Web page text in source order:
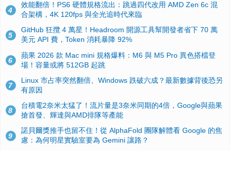
4
效能翻倍！PS6 硬體規格流出：跳過四代改用 AMD Zen 6c 混
合架構，4K 120fps 與全光追時代來臨
5
GitHub 狂攬 4 萬星！Headroom 開源工具幫開發者省下 70 萬
美元 API 費，Token 消耗暴降 92%
6
蘋果 2026 款 Mac mini 規格爆料：M6 與 M5 Pro 異色搭檔登
場！容量或將 512GB 起跳
7
Linux 市占率突然翻倍、Windows 跌破六成？最新數據背後恐另
有原因
8
台積電2奈米太猛了！流片量是3奈米同期的4倍，Google與蘋果
搶首發、輝達與AMD排隊等產能
9
諾貝爾獎推手也留不住！從 AlphaFold 團隊解體看 Google 的焦
慮：為何明星實驗室要為 Gemini 讓路？